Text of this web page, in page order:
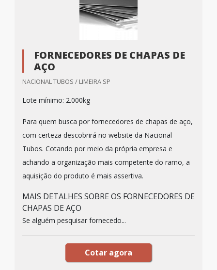
FORNECEDORES DE CHAPAS DE
AÇO
NACIONAL TUBOS / LIMEIRA SP
Lote mínimo: 2.000kg
Para quem busca por fornecedores de chapas de aço,
com certeza descobrirá no website da Nacional
Tubos. Cotando por meio da própria empresa e
achando a organização mais competente do ramo, a
aquisição do produto é mais assertiva.
MAIS DETALHES SOBRE OS FORNECEDORES DE
CHAPAS DE AÇO
Se alguém pesquisar fornecedo...
Cotar agora